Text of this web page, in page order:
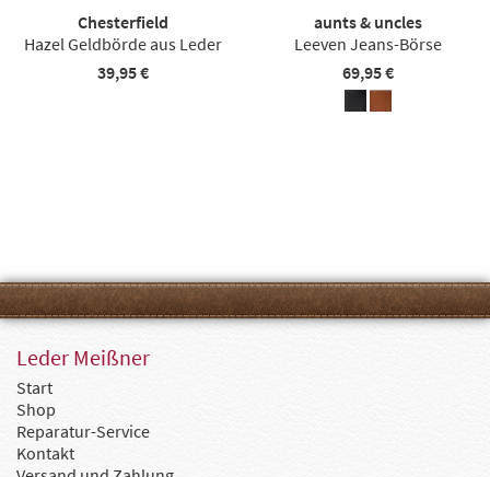
Chesterfield
Hazel Geldbörde aus Leder
39,95 €
aunts & uncles
Leeven Jeans-Börse
69,95 €
Leder Meißner
Start
Shop
Reparatur-Service
Kontakt